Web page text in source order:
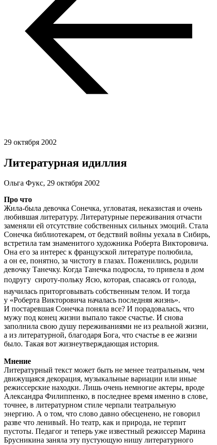
29 октября 2002
Литературная идиллия
Ольга Фукс, 29 октября 2002
Про что
Жила-была девочка Сонечка, угловатая, неказистая и очень
любившая литературу. Литературные переживания отчасти
заменяли ей отсутствие собственных сильных эмоций. Стала
Сонечка библиотекарем, от бедствий войны уехала в Сибирь,
встретила там знаменитого художника Роберта Викторовича.
Она его за интерес к французской литературе полюбила,
а он ее, понятно, за чистоту в глазах. Поженились, родили
девочку Танечку. Когда Танечка подросла, то привела в дом
подругу  сироту-польку Ясю, которая, спасаясь от голода,
научилась приторговывать собственным телом. И тогда
у «Роберта Викторовича началась последняя жизнь».
И постаревшая Сонечка поняла все? И порадовалась, что
мужу под конец жизни выпало такое счастье. И снова
заполнила свою душу переживаниями не из реальной жизни,
а из литературной, благодаря Бога, что счастье в ее жизни
было. Такая вот жизнеутверждающая история.
Мнение
Литературный текст может быть не менее театральным, чем
движущаяся декорация, музыкальные вариации или иные
режиссерские находки. Лишь очень немногие актеры, вроде
Александра Филиппенко, в последнее время именно в слове,
точнее, в литературном стиле черпали театральную
энергию. А о том, что слово давно обесценено, не говорил
разве что ленивый. Но театр, как и природа, не терпит
пустоты. Педагог и теперь уже известный режиссер Марина
Брусникина заняла эту пустующую нишу литературного